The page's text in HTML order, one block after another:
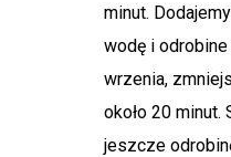
minut.
wodę i
wrzenia,
około 20
jeszcze